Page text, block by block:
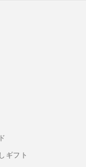
ギフト